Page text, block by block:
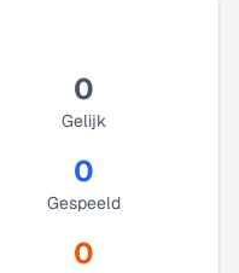
0
Gelijk
0
Gespeeld
0